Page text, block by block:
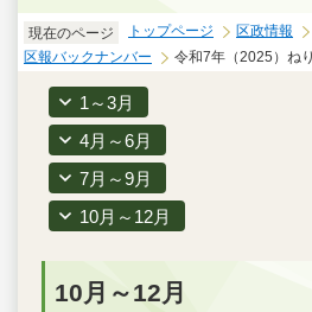
現在のページ トップページ 区政情報
区報バックナンバー
令和7年（2025）ね
1～3月
4月～6月
7月～9月
10月～12月
10月～12月